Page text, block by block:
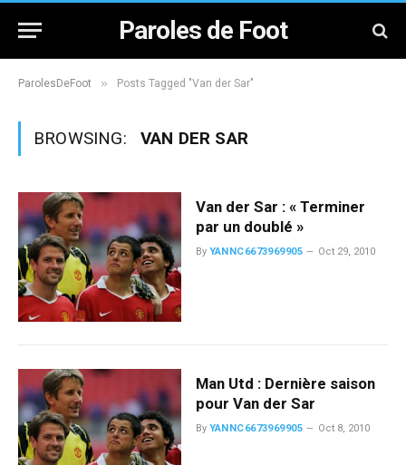
Paroles de Foot
ParolesDeFoot » Posts Tagged "Van der Sar"
BROWSING: VAN DER SAR
Van der Sar : « Terminer
par un doublé »
By YANNC6673969905 Oct 29, 2010
Man Utd : Dernière saison
pour Van der Sar
By YANNC6673969905 Oct 8, 2010